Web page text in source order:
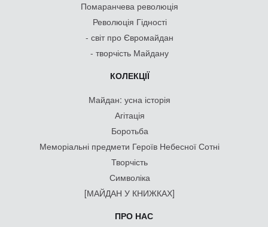
Помаранчева революція
Революція Гідності
- світ про Євромайдан
- творчість Майдану
КОЛЕКЦІЇ
Майдан: усна історія
Агітація
Боротьба
Меморіальні предмети Героїв Небесної Сотні
Творчість
Символіка
[МАЙДАН У КНИЖКАХ]
ПРО НАС